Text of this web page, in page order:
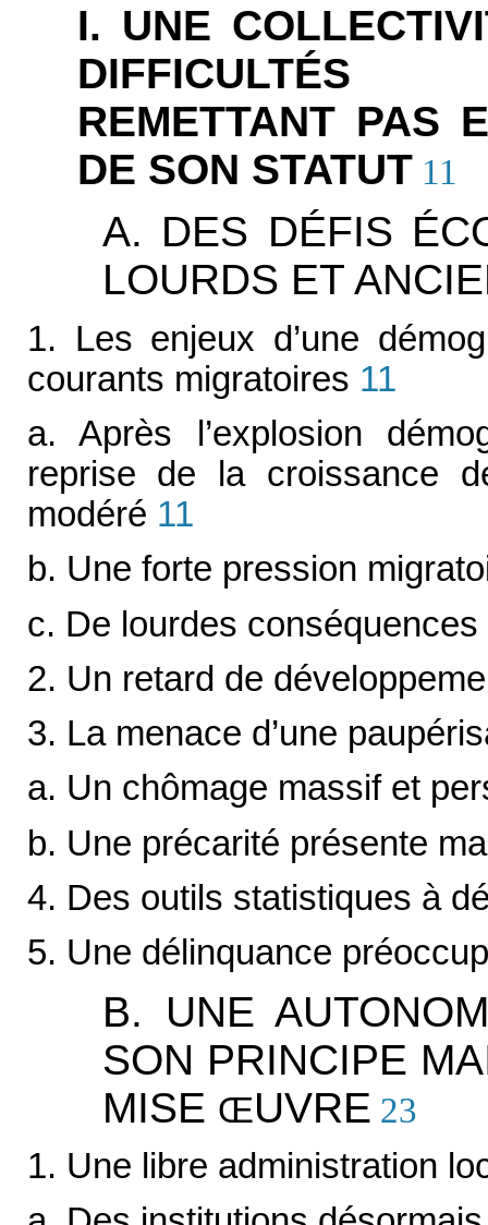
I. UNE
DIFFICULTÉS
REMETTANT PAS
DE SON STATUT 11
A. DES DÉFIS
LOURDS ET
1. Les enjeux d’une
courants migratoires 11
a. Après l’explosion
reprise de la croissance
modéré 11
b. Une forte pression
c. De lourdes
2. Un retard de
3. La menace d’une
a. Un chômage massif et
b. Une précarité présente
4. Des outils statistiques à
5. Une délinquance
B. UNE
SON PRINCIPE
MISE ŒUVRE 23
1. Une libre administration